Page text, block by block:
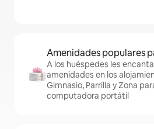
Amenidades populares
A los huéspedes les
amenidades en los
Gimnasio, Parrilla y Zona
computadora portátil